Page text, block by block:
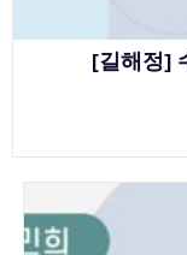
[길해정]